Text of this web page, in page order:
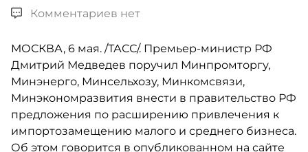
Комментариев нет
МОСКВА, 6 мая. /ТАСС/. Премьер-министр РФ
Дмитрий Медведев поручил Минпромторгу,
Минэнерго, Минсельхозу, Минкомсвязи,
Минэкономразвития внести в правительство РФ
предложения по расширению привлечения к
импортозамещению малого и среднего бизнеса.
Об этом говорится в опубликованном на сайте